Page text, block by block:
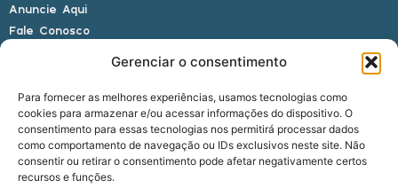
Gerenciar o consentimento
Para fornecer as melhores experiências, usamos tecnologias como
cookies para armazenar e/ou acessar informações do dispositivo. O
consentimento para essas tecnologias nos permitirá processar dados
como comportamento de navegação ou IDs exclusivos neste site. Não
consentir ou retirar o consentimento pode afetar negativamente certos
recursos e funções.
Anuncie Aqui
Fale Conosco
E-mail: alagoasbrasilnoticias@gmail.com
Telefone: (82) 9 9691-0391 (Whatsapp)
Responsável Técnico: Crysthyan Carlos
Rua do Sau - Centro - Anadia - AL - CEP: